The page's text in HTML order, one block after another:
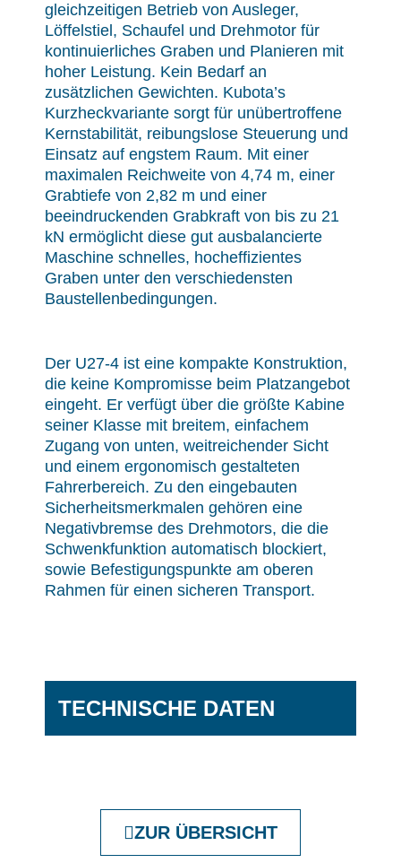
gleichzeitigen Betrieb von Ausleger,
Löffelstiel, Schaufel und Drehmotor für
kontinuierliches Graben und Planieren mit
hoher Leistung. Kein Bedarf an
zusätzlichen Gewichten. Kubota’s
Kurzheckvariante sorgt für unübertroffene
Kernstabilität, reibungslose Steuerung und
Einsatz auf engstem Raum. Mit einer
maximalen Reichweite von 4,74 m, einer
Grabtiefe von 2,82 m und einer
beeindruckenden Grabkraft von bis zu 21
kN ermöglicht diese gut ausbalancierte
Maschine schnelles, hocheffizientes
Graben unter den verschiedensten
Baustellenbedingungen.
Der U27-4 ist eine kompakte Konstruktion,
die keine Kompromisse beim Platzangebot
eingeht. Er verfügt über die größte Kabine
seiner Klasse mit breitem, einfachem
Zugang von unten, weitreichender Sicht
und einem ergonomisch gestalteten
Fahrerbereich. Zu den eingebauten
Sicherheitsmerkmalen gehören eine
Negativbremse des Drehmotors, die die
Schwenkfunktion automatisch blockiert,
sowie Befestigungspunkte am oberen
Rahmen für einen sicheren Transport.
TECHNISCHE DATEN
ZUR ÜBERSICHT